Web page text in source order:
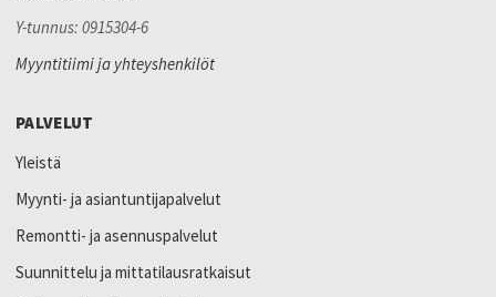
Y-tunnus: 0915304-6
Myyntitiimi ja yhteyshenkilöt
PALVELUT
Yleistä
Myynti- ja asiantuntijapalvelut
Remontti- ja asennuspalvelut
Suunnittelu ja mittatilausratkaisut